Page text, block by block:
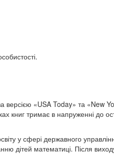
«USA Today» та «New
книг тримає в напруженні до
у сфері державного
дітей математиці. Після